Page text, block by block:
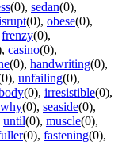
(0), sedan(0),
(0), obese(0),
frenzy(0),
, casino(0),
(0), handwriting(0),
, unfailing(0),
(0), irresistible(0),
why(0), seaside(0),
until(0), muscle(0),
(0), fastening(0),